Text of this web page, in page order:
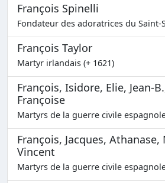
François Spinelli
Fondateur des adoratrices du Saint-
François Taylor
Martyr irlandais (+ 1621)
François, Isidore, Elie, Jean-
Françoise
Martyrs de la guerre civile
François, Jacques,
Vincent
Martyrs de la guerre civile